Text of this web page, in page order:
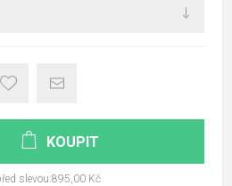
KOUPIT
slevou:895,00 Kč